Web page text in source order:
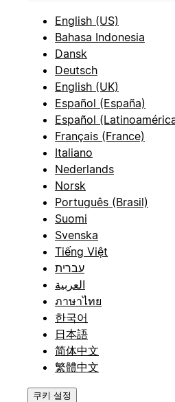
English (US)
Bahasa Indonesia
Dansk
Deutsch
English (UK)
Español (España)
Español
Français (France)
Italiano
Nederlands
Norsk
Português (Brasil)
Suomi
Svenska
Tiếng Việt
עברית
العربية
ภาษาไทย
한국어
日本語
简体中文
繁體中文
쿠키 설정